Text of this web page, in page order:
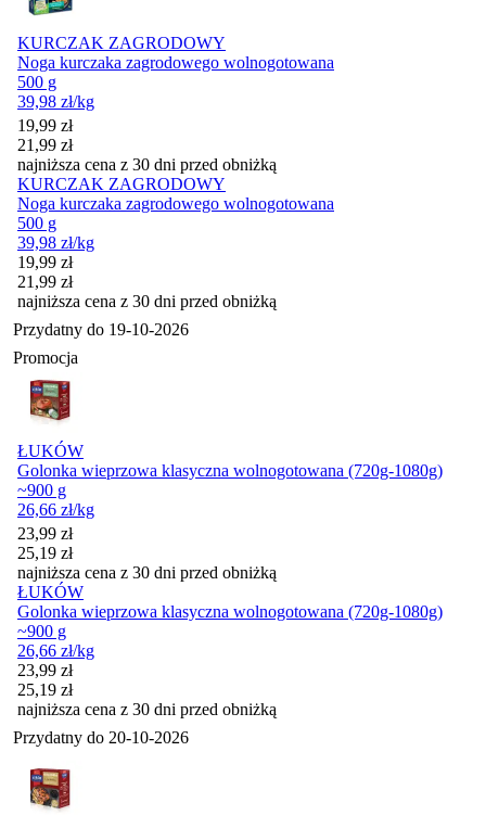
KURCZAK ZAGRODOWY
Noga kurczaka zagrodowego wolnogotowana
500 g
39,98 zł/kg
Cena promocyjna
19,99 zł
21,99 zł
najniższa cena z 30 dni przed obniżką
KURCZAK ZAGRODOWY
Noga kurczaka zagrodowego wolnogotowana
500 g
39,98 zł/kg
Cena promocyjna
19,99 zł
21,99 zł
najniższa cena z 30 dni przed obniżką
Przydatny do 19-10-2026
Promocja
ŁUKÓW
Golonka wieprzowa klasyczna wolnogotowana (720g-1080g)
~900 g
26,66 zł/kg
Cena promocyjna
23,99 zł
25,19 zł
najniższa cena z 30 dni przed obniżką
ŁUKÓW
Golonka wieprzowa klasyczna wolnogotowana (720g-1080g)
~900 g
26,66 zł/kg
Cena promocyjna
23,99 zł
25,19 zł
najniższa cena z 30 dni przed obniżką
Przydatny do 20-10-2026